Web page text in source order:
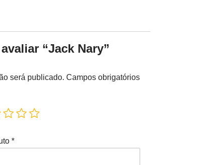
“Jack Nary”
será publicado. Campos obrigatórios
*